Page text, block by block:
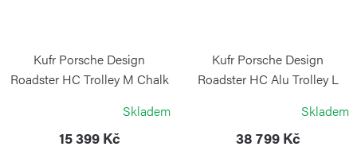
Kufr Porsche Design
Roadster HC Trolley M Chalk
Skladem
15 399 Kč
Kufr Porsche Design
Roadster HC Alu Trolley L
PORSCHE DESIGNSkladem
38 799 Kč